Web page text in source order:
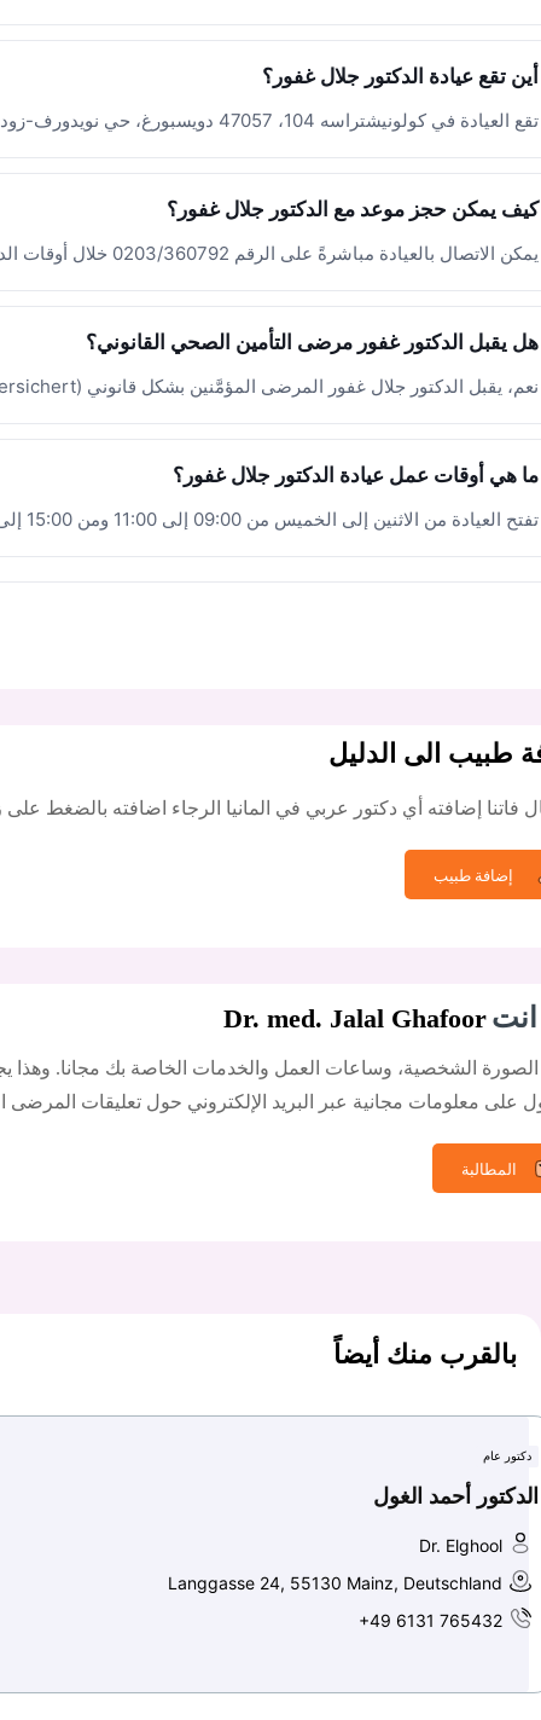
أين تقع عيادة الدكتور جلال غفور؟
تقع العيادة في كولونيشتراسه 104، 47057 دويسبورغ، حي نويدورف-زود.
كيف يمكن حجز موعد مع الدكتور جلال غفور؟
يمكن الاتصال بالعيادة مباشرةً على الرقم 0203/360792 خلال أوقات الدوام الرسمية.
هل يقبل الدكتور غفور مرضى التأمين الصحي القانوني؟
نعم، يقبل الدكتور جلال غفور المرضى المؤمَّنين بشكل قانوني (gesetzlich versichert).
ما هي أوقات عمل عيادة الدكتور جلال غفور؟
تفتح العيادة من الاثنين إلى الخميس من 09:00 إلى 11:00 ومن 15:00 إلى 17:00، والجمعة من 09:00 إلى 11:00 فقط.
طبيب الى الدليل
فاتنا إضافته أي دكتور عربي في المانيا الرجاء اضافته بالضغط على
Dr. med. Jalal Ghafoor
الصورة الشخصية، وساعات العمل والخدمات الخاصة بك مجانا. وهذا
على معلومات مجانية عبر البريد الإلكتروني حول تعليقات المرضى
المطالبة
بالقرب منك أيضاً
دكتور عام
الدكتور أحمد الغول
Dr. Elghool
Langgasse 24, 55130 Mainz, Deutschland
+49 6131 765432